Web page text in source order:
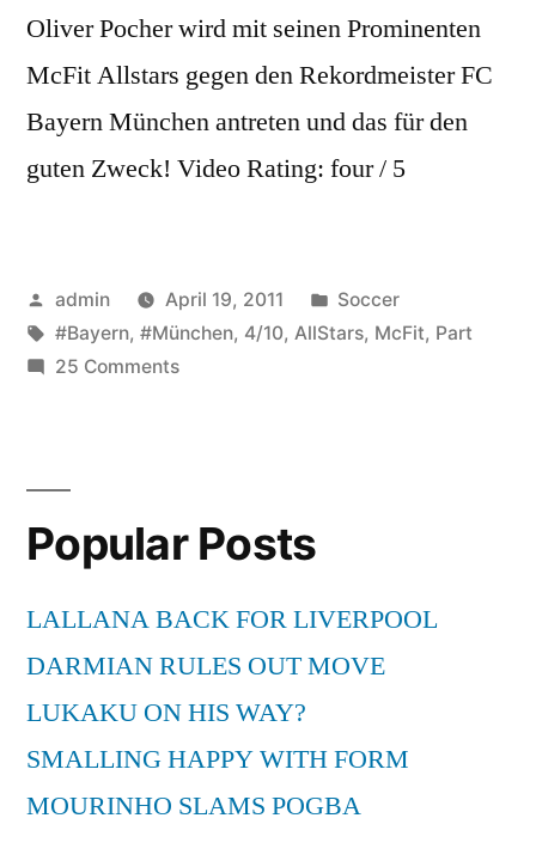
Oliver Pocher wird mit seinen Prominenten
McFit Allstars gegen den Rekordmeister FC
Bayern München antreten und das für den
guten Zweck! Video Rating: four / 5
Posted
by
admin April 19, 2011
Posted
in
Soccer
Tags:
#Bayern, #München, 4/10, AllStars, McFit, Part
25 Commentson
Bayern
München
Part
4/10
Popular Posts
LALLANA BACK FOR LIVERPOOL
DARMIAN RULES OUT MOVE
LUKAKU ON HIS WAY?
SMALLING HAPPY WITH FORM
MOURINHO SLAMS POGBA